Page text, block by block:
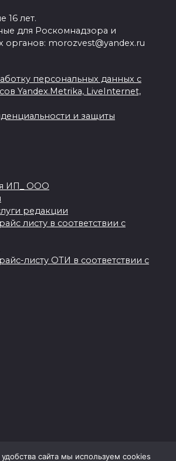
16 лет.
для Роскомнадзора и
органов: morozvest@yandex.ru
персональных данных с
Yandex.Metrika, LiveInternet,
и защиты
ИП_ ООО
редакции
листу в соответствии с
листу ОТИ в соответствии с
сайта мы используем cookies